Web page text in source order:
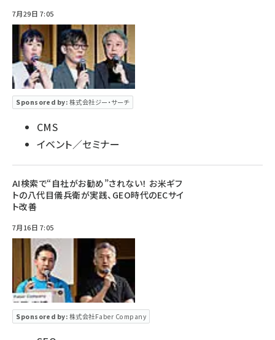
7月29日 7:05
Sponsored by: 株式会社ジー・サーチ
CMS
イベント／セミナー
AI検索で“自社がお勧め”されない！ お米ギフ
トの八代目儀兵衛が実践、GEO時代のECサイ
ト改善
7月16日 7:05
Sponsored by: 株式会社Faber Company